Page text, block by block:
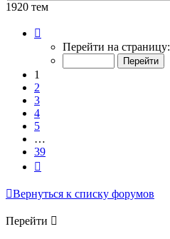
1920 тем
Перейти на страницу:
1
2
3
4
5
…
39
Вернуться к списку форумов
Перейти